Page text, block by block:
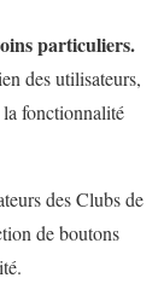
particuliers.
des utilisateurs,
fonctionnalité
des Clubs de
de boutons